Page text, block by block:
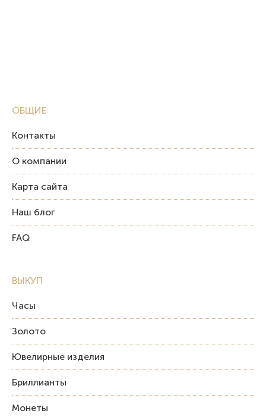
ОБЩИЕ
Контакты
О компании
Карта сайта
Наш блог
FAQ
ВЫКУП
Часы
Золото
Ювелирные изделия
Бриллианты
Монеты